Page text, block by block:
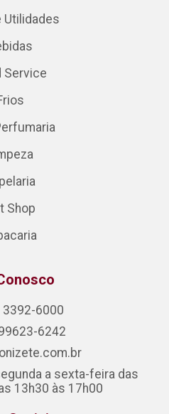
Utilidades
Service
Shop
3392-6000
6242
a sexta-feira das
13h30 às 17h00